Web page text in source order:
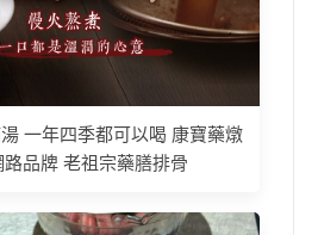
一年四季都可以喝 康寶藥燉
品牌 老祖宗藥膳排骨